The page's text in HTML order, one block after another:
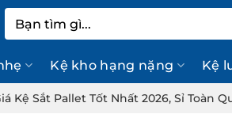
kiếm:
Kệ kho hạng nặng Kệ
Kệ Sắt Pallet Tốt Nhất 2026, Sỉ Toàn